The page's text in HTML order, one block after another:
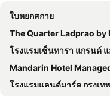
ใบหยกสกาย
The Quarter Ladprao by
โรงแรมเซ็นทารา แกรนด์ แอท เซ็นทรัลพลาซ่าลาดพร้าว
Mandarin Hotel Managed by Centre
โรงแรมแลนด์มาร์ค กรุงเทพ